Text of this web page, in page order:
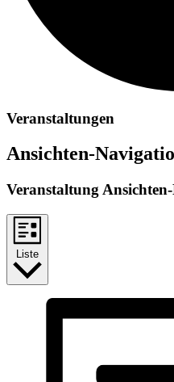
Veranstaltungen
Ansichten-
Veranstaltung
Liste